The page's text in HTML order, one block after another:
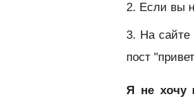
2. Если вы
3. На сайте
пост
Я не хочу